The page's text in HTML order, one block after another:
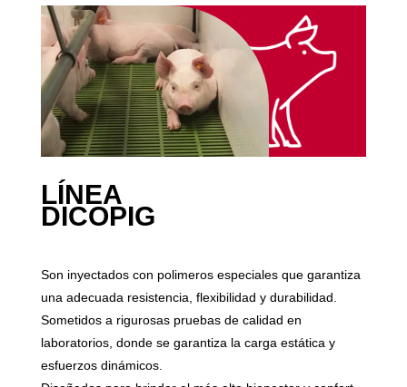
LÍNEA
DICOPIG
Son inyectados con polimeros especiales que garantiza
una adecuada resistencia, flexibilidad y durabilidad.
Sometidos a rigurosas pruebas de calidad en
laboratorios, donde se garantiza la carga estática y
esfuerzos dinámicos.